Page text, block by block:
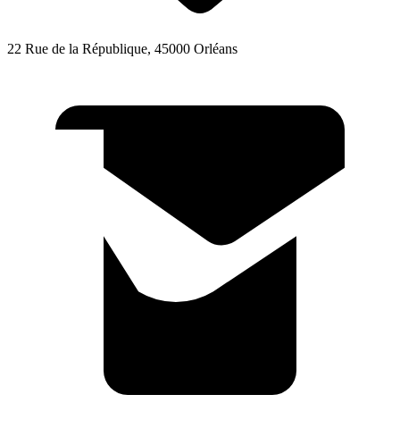
22 Rue de la République, 45000 Orléans